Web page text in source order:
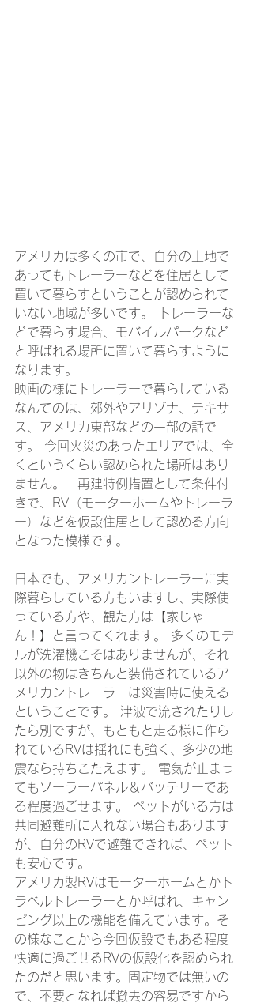
アメリカは多くの市で、自分の土地で
あってもトレーラーなどを住居として
置いて暮らすということが認められて
いない地域が多いです。 トレーラーな
どで暮らす場合、モバイルパークなど
と呼ばれる場所に置いて暮らすように
なります。
映画の様にトレーラーで暮らしている
なんてのは、郊外やアリゾナ、テキサ
ス、アメリカ東部などの一部の話で
す。 今回火災のあったエリアでは、全
くというくらい認められた場所はあり
ません。　再建特例措置として条件付
きで、RV（モーターホームやトレーラ
ー）などを仮設住居として認める方向
となった模様です。
日本でも、アメリカントレーラーに実
際暮らしている方もいますし、実際使
っている方や、観た方は【家じゃ
ん！】と言ってくれます。 多くのモデ
ルが洗濯機こそはありませんが、それ
以外の物はきちんと装備されているア
メリカントレーラーは災害時に使える
ということです。 津波で流されたりし
たら別ですが、もともと走る様に作ら
れているRVは揺れにも強く、多少の地
震なら持ちこたえます。 電気が止まっ
てもソーラーパネル＆バッテリーであ
る程度過ごせます。 ペットがいる方は
共同避難所に入れない場合もあります
が、自分のRVで避難できれば、ペット
も安心です。
アメリカ製RVはモーターホームとかト
ラベルトレーラーとか呼ばれ、キャン
ピング以上の機能を備えています。そ
の様なことから今回仮設でもある程度
快適に過ごせるRVの仮設化を認められ
たのだと思います。固定物では無いの
で、不要となれば撤去の容易ですから